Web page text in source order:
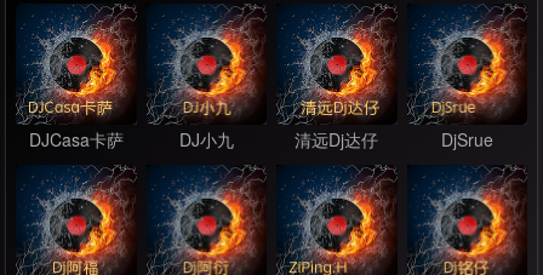
DJCasa卡萨 DJ小九 清远Dj达仔 DjSrue